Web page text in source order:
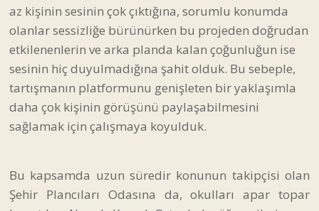
az kişinin sesinin çok çıktığına, sorumlu konumda
olanlar sessizliğe bürünürken bu projeden doğrudan
etkilenenlerin ve arka planda kalan çoğunluğun ise
sesinin hiç duyulmadığına şahit olduk. Bu sebeple,
tartışmanın platformunu genişleten bir yaklaşımla
daha çok kişinin görüşünü paylaşabilmesini
sağlamak için çalışmaya koyulduk.
Bu kapsamda uzun süredir konunun takipçisi olan
Şehir Plancıları Odasına da, okulları apar topar